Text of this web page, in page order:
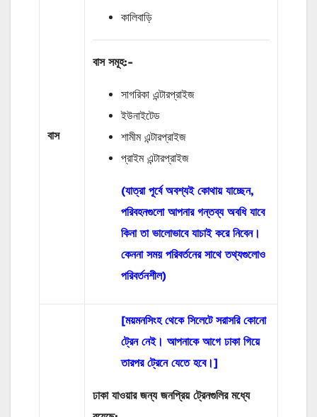
বাস
কালিবাড়ি
বাস সমূহ:-
সাগরিকা এন্টারপ্রাইজ
ইউনাইটেড
শামীম এন্টারপ্রাইজ
প্রাইম এন্টারপ্রাইজ
(যাত্রা পূর্বে অবশ্যই কোথায় যাচ্ছেন,
পরিবহনগুলো আপনার গন্তব্য অবধি যাবে
কিনা তা ভালোভাবে যাচাই করে নিবেন।
কেননা সময় পরিবর্তনের সাথে তথ্যগুলোও
পরিবর্তনশীল)
[ময়মনসিংহ থেকে সিলেটে সরাসরি কোনো
ট্রেন নেই। আপনাকে আগে ঢাকা গিয়ে
তারপর ট্রেনে যেতে হবে।]
ঢাকা যাওয়ার জন্য জনপ্রিয় ট্রেনগুলির মধ্যে